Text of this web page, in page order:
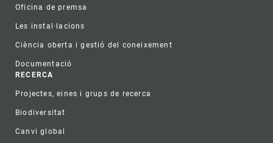
Oficina de premsa
Les instal·lacions
Ciència oberta i gestió del coneixement
Documentació
RECERCA
Projectes, eines i grups de recerca
Biodiversitat
Canvi global